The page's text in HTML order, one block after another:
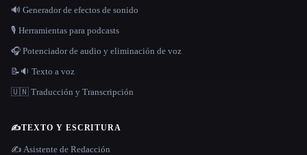
🔊 Generador de efectos de sonido
🎙️ Herramientas para podcasts
🎧 Potenciador de audio y eliminación de voz
📝🔉 Texto a voz
🇺🇳 Traducción y Transcripción
✍️TEXTO Y ESCRITURA
✍️ Asistente de Redacción